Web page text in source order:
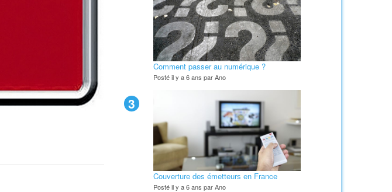
Comment passer au numérique ?
Posté il y a 6 ans par Ano
3
Couverture des émetteurs en France
Posté il y a 6 ans par Ano